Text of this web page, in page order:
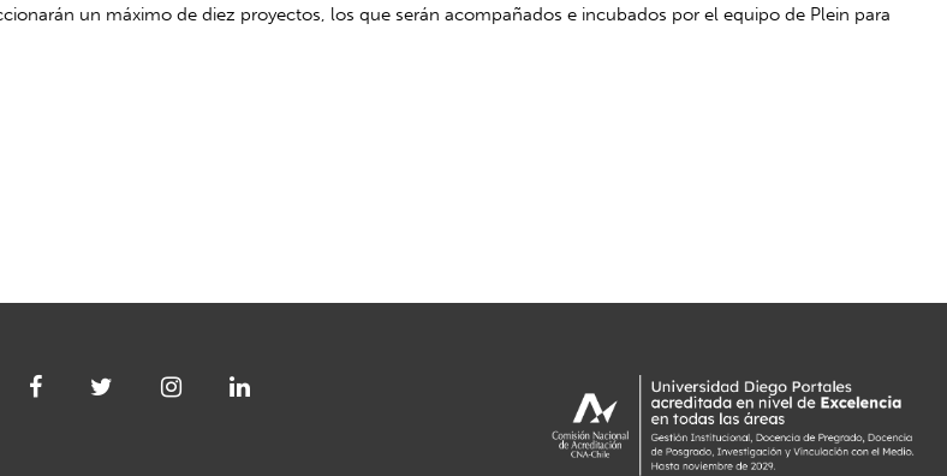
un máximo de diez proyectos, los que serán acompañados e incubados por el equipo de Plein para